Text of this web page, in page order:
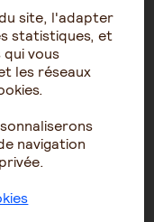
et d’assurances,
’
Rénov’.
physique dans
éligible à
site, l'adapter
statistiques, et
vous
les réseaux
navigation